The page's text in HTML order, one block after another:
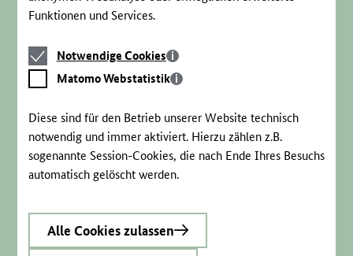
Funktionen und Services.
Notwendige
Cookies
Notwendige Cookies
Matomo
Webstatistik
Matomo Webstatistik
Diese sind für den Betrieb unserer Website technisch
notwendig und immer aktiviert. Hierzu zählen z.B.
sogenannte Session-Cookies, die nach Ende Ihres Besuchs
automatisch gelöscht werden.
Alle Cookies zulassen